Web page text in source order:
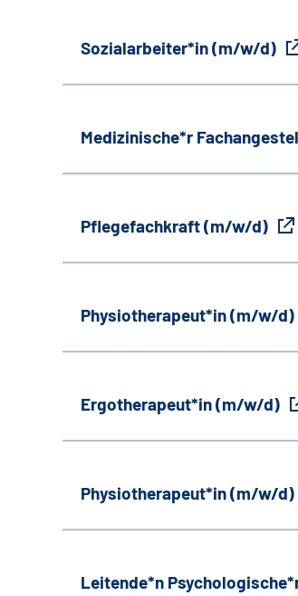
Sozialarbeiter*in (m/w/d)
Medizinische*r
Pflegefachkraft (m/w/d)
Physiotherapeut*in (m/w/d)
Ergotherapeut*in (m/w/d)
Physiotherapeut*in (m/w/d)
Leitende*n